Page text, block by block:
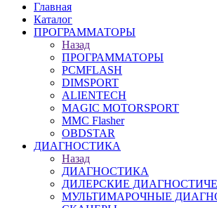
Главная
Каталог
ПРОГРАММАТОРЫ
Назад
ПРОГРАММАТОРЫ
PCMFLASH
DIMSPORT
ALIENTECH
MAGIC MOTORSPORT
MMC Flasher
OBDSTAR
ДИАГНОСТИКА
Назад
ДИАГНОСТИКА
ДИЛЕРСКИЕ
МУЛЬТИМАРОЧНЫЕ